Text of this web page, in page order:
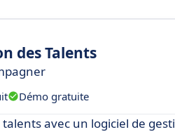
des Talents
Démo gratuite
avec un logiciel de